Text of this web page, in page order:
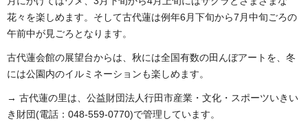
花々を楽しめます。そして古代蓮は例年6月下旬から7月中旬ごろの
午前中が見ごろとなります。
古代蓮会館の展望台からは、秋には全国有数の田んぼアートを、冬
には公園内のイルミネーションも楽しめます。
→ 古代蓮の里は、公益財団法人行田市産業・文化・スポーツいきい
き財団(電話：048-559-0770)で管理しています。